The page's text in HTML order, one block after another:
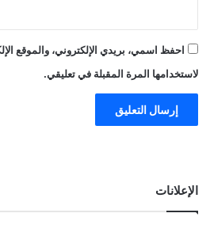
احفظ اسمي، بريدي الإلكتروني، والموقع
لاستخدامها المرة المقبلة في تعليقي.
الإعلانات